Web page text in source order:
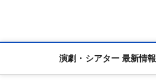
演劇・シアター 最新情報